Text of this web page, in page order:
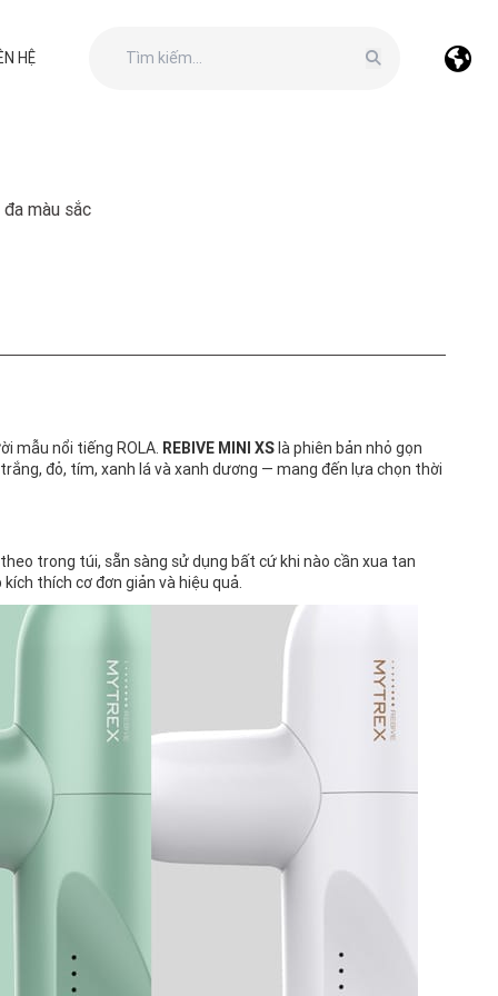
HỆ
màu sắc
mẫu nổi tiếng ROLA. REBIVE MINI XS là phiên bản nhỏ gọn
đỏ, tím, xanh lá và xanh dương — mang đến lựa chọn thời
trong túi, sẵn sàng sử dụng bất cứ khi nào cần xua tan
thích cơ đơn giản và hiệu quả.